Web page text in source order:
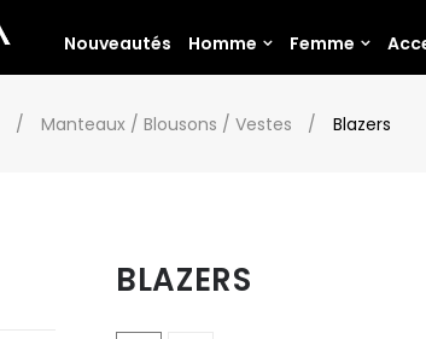
Nouveautés Homme Femme
Manteaux / Blousons / Vestes Blazers
BLAZERS